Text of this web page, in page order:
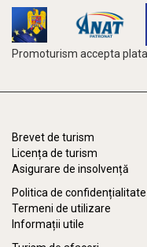
Promoturism accepta
Brevet de turism
Licența de turism
Asigurare de insolvență
Politica de confidențialitate
Termeni de utilizare
Informații utile